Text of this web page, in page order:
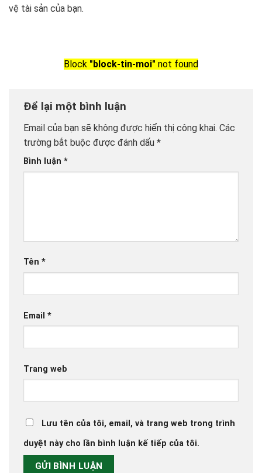
vệ tài sản của bạn.
Block "block-tin-moi" not found
Để lại một bình luận
Email của bạn sẽ không được hiển thị công khai. Các
trường bắt buộc được đánh dấu *
Bình luận *
Tên *
Email *
Trang web
Lưu tên của tôi, email, và trang web trong trình
duyệt này cho lần bình luận kế tiếp của tôi.